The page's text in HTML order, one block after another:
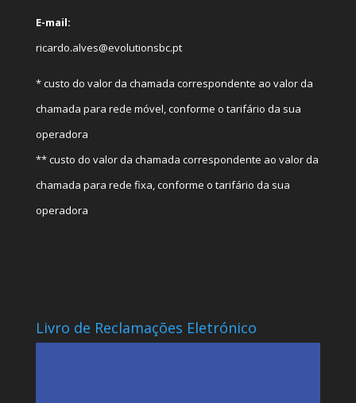
E-mail:
ricardo.alves@evolutionsbc.pt
* custo do valor da chamada correspondente ao valor da
chamada para rede móvel, conforme o tarifário da sua
operadora
** custo do valor da chamada correspondente ao valor da
chamada para rede fixa, conforme o tarifário da sua
operadora
Livro de Reclamações Eletrónico